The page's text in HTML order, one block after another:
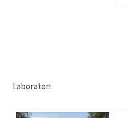
Laboratori